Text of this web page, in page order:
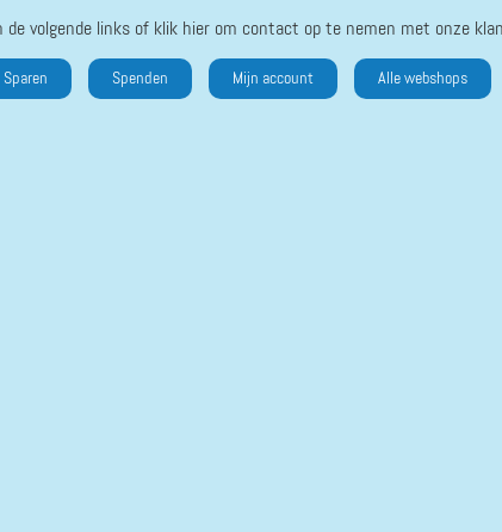
de volgende links of klik hier om contact op te nemen met onze
Sparen Spenden Mijn account Alle webshops